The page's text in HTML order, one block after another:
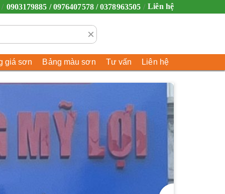
0903179885 / 0976407578 / 0378963505 Liên hệ
×
giá sơn Bảng màu sơn Tư vấn Liên hệ